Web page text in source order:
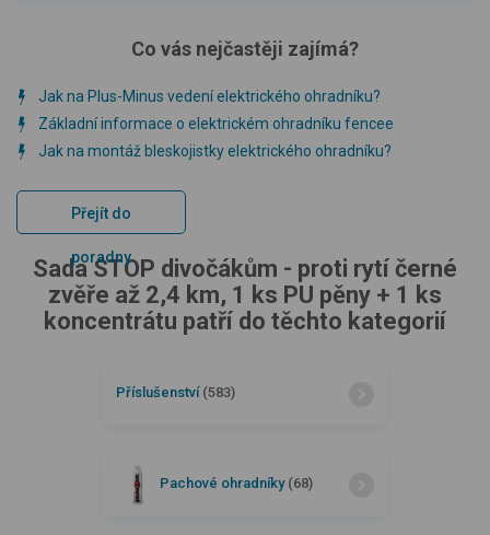
Co vás nejčastěji zajímá?
Jak na Plus-Minus vedení elektrického ohradníku?
Základní informace o elektrickém ohradníku fencee
Jak na montáž bleskojistky elektrického ohradníku?
Přejít do
poradny
Sada STOP divočákům - proti rytí černé
zvěře až 2,4 km, 1 ks PU pěny + 1 ks
koncentrátu patří do těchto kategorií
Příslušenství (583)
Pachové ohradníky (68)